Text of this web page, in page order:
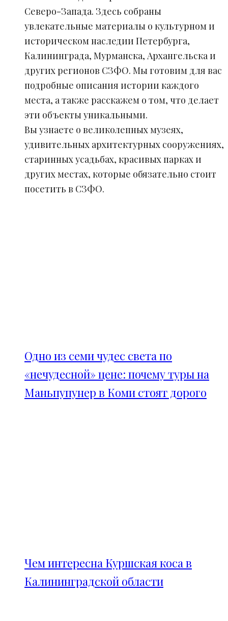
Северо-Запада. Здесь собраны
увлекательные материалы о культурном и
историческом наследии Петербурга,
Калининграда, Мурманска, Архангельска и
других регионов СЗФО. Мы готовим для вас
подробные описания истории каждого
места, а также расскажем о том, что делает
эти объекты уникальными.
Вы узнаете о великолепных музеях,
удивительных архитектурных сооружениях,
старинных усадьбах, красивых парках и
других местах, которые обязательно стоит
посетить в СЗФО.
Одно из семи чудес света по
«нечудесной» цене: почему туры на
Маньпупунер в Коми стоят дорого
Чем интересна Куршская коса в
Калининградской области